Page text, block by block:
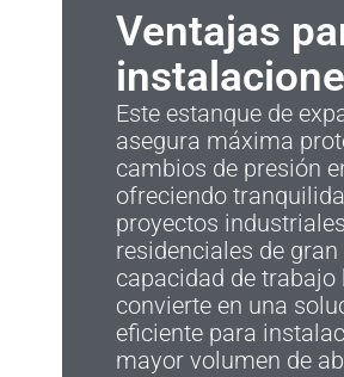
Ventajas
Este estanque de
asegura máxima
cambios de presión
ofreciendo
proyectos
residenciales de
capacidad de trabajo
convierte en una
eficiente para
mayor volumen de